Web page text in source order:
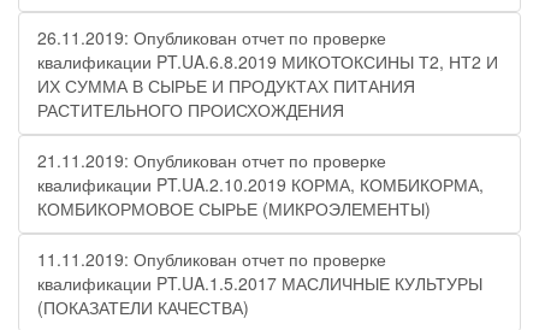
26.11.2019: Опубликован отчет по проверке
квалификации PT.UA.6.8.2019 МИКОТОКСИНЫ Т2, НТ2 И
ИХ СУММА В СЫРЬЕ И ПРОДУКТАХ ПИТАНИЯ
РАСТИТЕЛЬНОГО ПРОИСХОЖДЕНИЯ
21.11.2019: Опубликован отчет по проверке
квалификации PT.UA.2.10.2019 КОРМА, КОМБИКОРМА,
КОМБИКОРМОВОЕ СЫРЬЕ (МИКРОЭЛЕМЕНТЫ)
11.11.2019: Опубликован отчет по проверке
квалификации PT.UA.1.5.2017 МАСЛИЧНЫЕ КУЛЬТУРЫ
(ПОКАЗАТЕЛИ КАЧЕСТВА)